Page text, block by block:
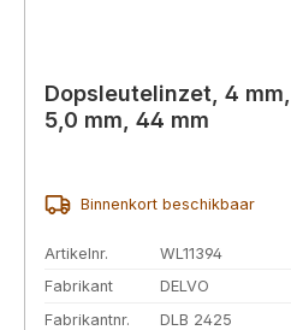
Dopsleutelinzet, 4
5,0 mm, 44 mm
Binnenkort beschikbaar
Artikelnr.
WL11394
Fabrikant
DELVO
Fabrikantnr.
DLB 2425